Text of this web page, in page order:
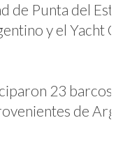
de Punta del Este
y el Yacht
23 barcos
de